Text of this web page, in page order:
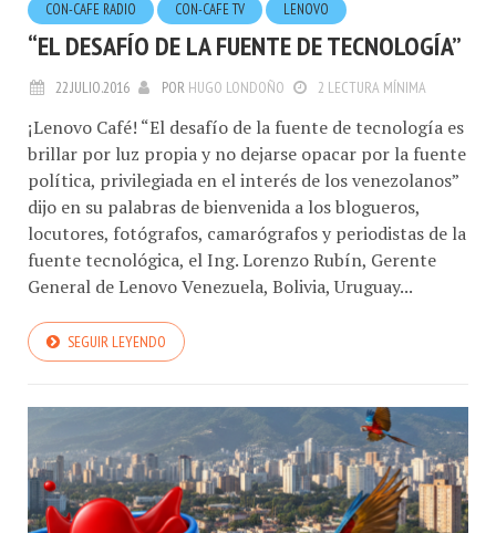
CON-CAFE RADIO CON-CAFE TV LENOVO
“EL DESAFÍO DE LA FUENTE DE TECNOLOGÍA”
22.JULIO.2016 POR HUGO LONDOÑO 2 LECTURA MÍNIMA
¡Lenovo Café! “El desafío de la fuente de tecnología es
brillar por luz propia y no dejarse opacar por la fuente
política, privilegiada en el interés de los venezolanos”
dijo en su palabras de bienvenida a los blogueros,
locutores, fotógrafos, camarógrafos y periodistas de la
fuente tecnológica, el Ing. Lorenzo Rubín, Gerente
General de Lenovo Venezuela, Bolivia, Uruguay...
SEGUIR LEYENDO